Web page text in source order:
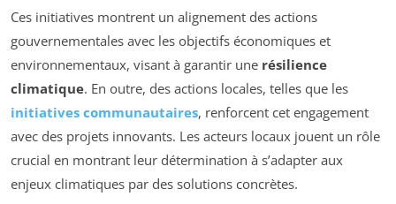
Ces initiatives montrent un alignement des actions
gouvernementales avec les objectifs économiques et
environnementaux, visant à garantir une résilience
climatique. En outre, des actions locales, telles que les
initiatives communautaires, renforcent cet engagement
avec des projets innovants. Les acteurs locaux jouent un rôle
crucial en montrant leur détermination à s’adapter aux
enjeux climatiques par des solutions concrètes.